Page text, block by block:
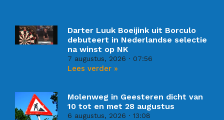
Darter Luuk Boeijink uit Borculo
debuteert in Nederlandse selectie
na winst op NK
7 augustus, 2026 07:56
Lees verder »
Molenweg in Geesteren dicht van
10 tot en met 28 augustus
6 augustus, 2026 13:08